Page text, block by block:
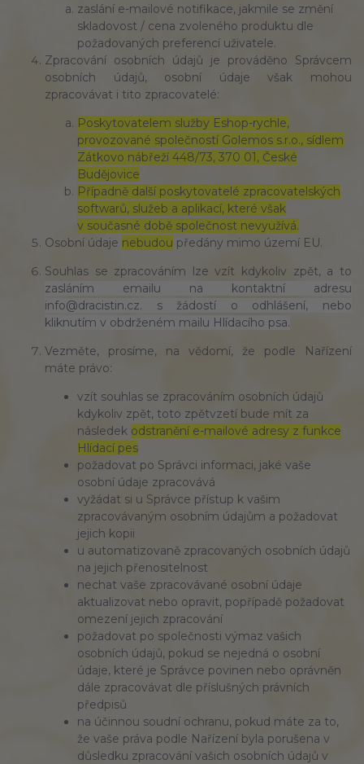
zaslání e-mailové notifikace, jakmile se změní
skladovost / cena zvoleného produktu dle
požadovaných preferencí uživatele.
Zpracování osobních údajů je prováděno Správcem
osobních údajů, osobní údaje však mohou
zpracovávat i tito zpracovatelé:
Poskytovatelem služby Eshop-rychle,
provozované společností Golemos s.r.o., sídlem
Zátkovo nábřeží 448/73, 370 01, České
Budějovice
Případně další poskytovatelé zpracovatelských
softwarů, služeb a aplikací, které však
v současné době společnost nevyužívá.
Osobní údaje nebudou předány mimo území EU.
Souhlas se zpracováním lze vzít kdykoliv zpět, a to
zasláním emailu na kontaktní adresu
info@dracistin.cz. s žádostí o odhlášení, nebo
kliknutím v obdrženém mailu Hlídacího psa.
Vezměte, prosíme, na vědomí, že podle Nařízení
máte právo:
vzít souhlas se zpracováním osobních údajů
kdykoliv zpět, toto zpětvzetí bude mít za
následek odstranění e-mailové adresy z funkce
Hlídací pes
požadovat po Správci informaci, jaké vaše
osobní údaje zpracovává
vyžádat si u Správce přístup k vašim
zpracovávaným osobním údajům a požadovat
jejich kopii
u automatizovaně zpracovaných osobních údajů
na jejich přenositelnost
nechat vaše zpracovávané osobní údaje
aktualizovat nebo opravit, popřípadě požadovat
omezení jejich zpracování
požadovat po společnosti výmaz vašich
osobních údajů, pokud se nejedná o osobní
údaje, které je Správce povinen nebo oprávněn
dále zpracovávat dle příslušných právních
předpisů
na účinnou soudní ochranu, pokud máte za to,
že vaše práva podle Nařízení byla porušena v
důsledku zpracování vašich osobních údajů v